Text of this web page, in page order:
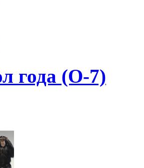
года (О-7)